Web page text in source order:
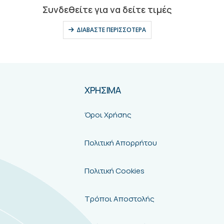
Συνδεθείτε για να δείτε τιμές
ΔΙΑΒΆΣΤΕ ΠΕΡΙΣΣΌΤΕΡΑ
ΧΡΗΣΙΜΑ
Όροι Χρήσης
Πολιτική Απορρήτου
Πολιτική Cookies
Τρόποι Αποστολής